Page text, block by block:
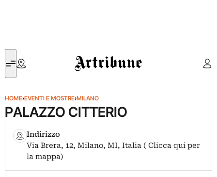
Artribune
HOME›EVENTI E MOSTRE›MILANO
PALAZZO CITTERIO
Indirizzo
Via Brera, 12, Milano, MI, Italia ( Clicca qui per
la mappa)